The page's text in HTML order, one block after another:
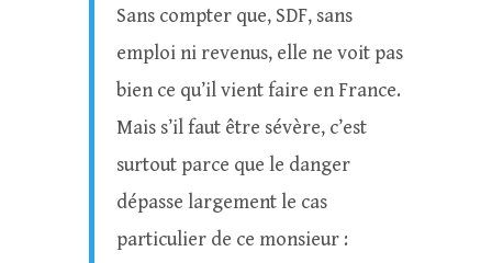
Sans compter que, SDF, sans
emploi ni revenus, elle ne voit pas
bien ce qu’il vient faire en France.
Mais s’il faut être sévère, c’est
surtout parce que le danger
dépasse largement le cas
particulier de ce monsieur :